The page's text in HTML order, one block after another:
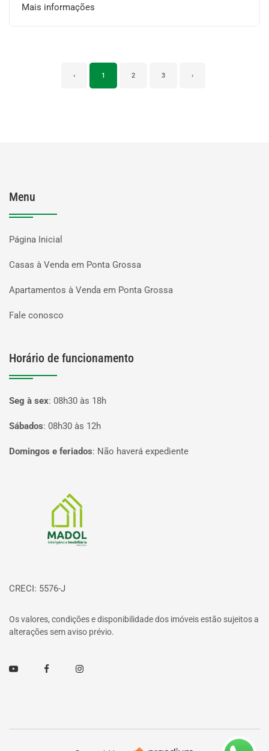
Mais informações
‹ 1 2 3 ›
Menu
Página Inicial
Casas à Venda em Ponta Grossa
Apartamentos à Venda em Ponta Grossa
Fale conosco
Horário de funcionamento
Seg à sex: 08h30 às 18h
Sábados: 08h30 às 12h
Domingos e feriados: Não haverá expediente
CRECI: 5576-J
Os valores, condições e disponibilidade dos imóveis estão sujeitos a
alterações sem aviso prévio.
Youtube FacebookInstagram